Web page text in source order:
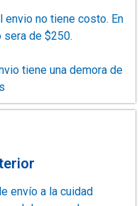
no tiene costo. En
de $250.
tiene una demora de
envío a la cuidad